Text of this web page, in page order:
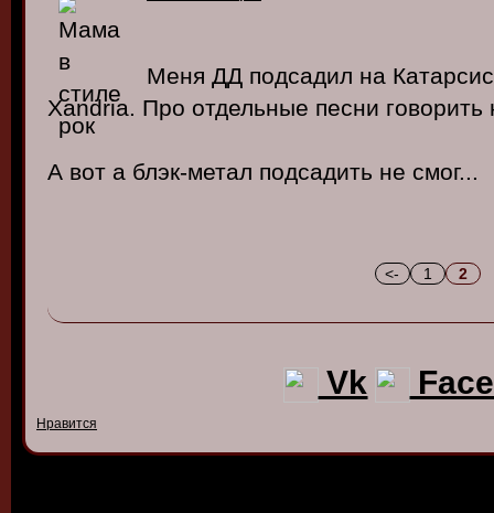
Меня ДД подсадил на
Xandria. Про отдельные песни говорить
А вот а блэк-метал подсадить не смог...
<- 1 2
Vk
Нравится